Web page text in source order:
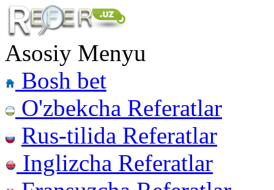
Asosiy Menyu
Bosh bet
O'zbekcha Referatlar
Rus-tilida Referatlar
Inglizcha Referatlar